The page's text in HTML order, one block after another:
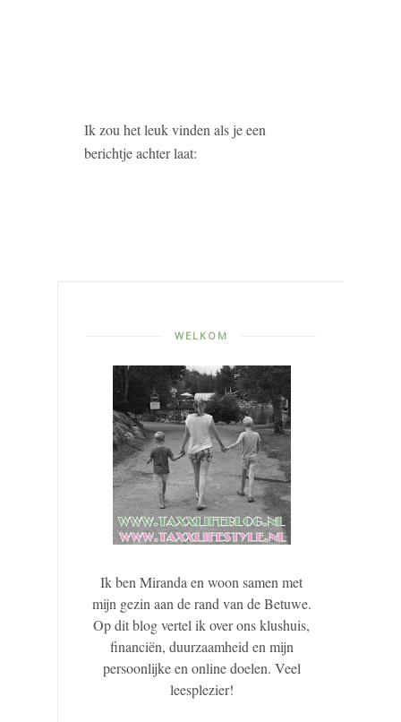
Ik zou het leuk vinden als je een
berichtje achter laat:
WELKOM
Ik ben Miranda en woon samen met
mijn gezin aan de rand van de Betuwe.
Op dit blog vertel ik over ons klushuis,
financiën, duurzaamheid en mijn
persoonlijke en online doelen. Veel
leesplezier!